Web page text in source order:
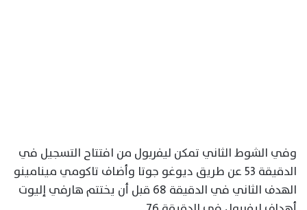
وفي الشوط الثاني تمكن ليفربول من افتتاح التسجيل في
الدقيقة 53 عن طريق ديوغو جوتا وأضاف تاكومي مينامينو
الهدف الثاني في الدقيقة 68 قبل أن يختتم هارفي إليوت